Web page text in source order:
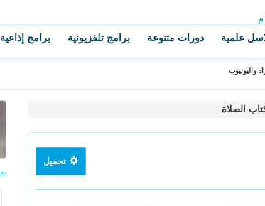
علمية دورات متنوعة برامج تلفزيونية برامج إذاعية
واليوتيوب
الصلاة
تحميل